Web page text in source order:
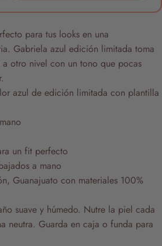
para tus looks en una
Gabriela azul edición limitada toma
otro nivel con un tono que pocas
azul de edición limitada con plantilla
un fit perfecto
a mano
Guanajuato con materiales 100%
suave y húmedo. Nutre la piel cada
neutra. Guarda en caja o funda para